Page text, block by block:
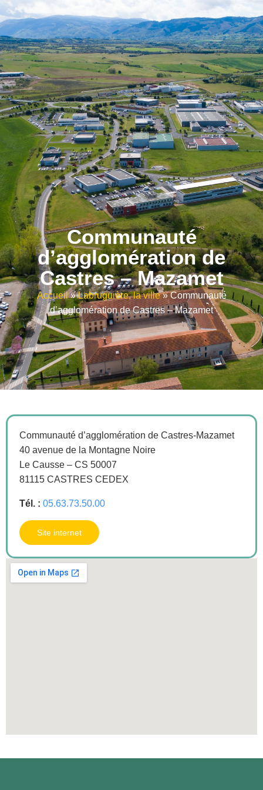
principal
Communauté
d’agglomération de
Castres – Mazamet
Accueil»Labruguière, la ville»Communauté
d’agglomération de Castres – Mazamet
Communauté d’agglomération de Castres-Mazamet
40 avenue de la Montagne Noire
Le Causse – CS 50007
81115 CASTRES CEDEX
Tél. : 05.63.73.50.00
Site internet